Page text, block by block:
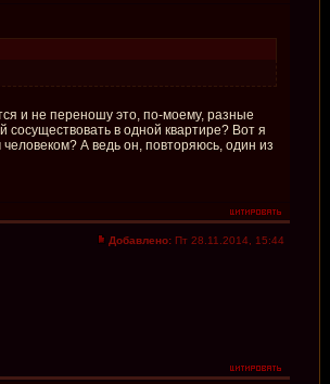
и не переношу это, по-моему, разные
в одной квартире? Вот я
А ведь он, повторяюсь, один из
Добавлено: Пт 28.11.2014, 15:44